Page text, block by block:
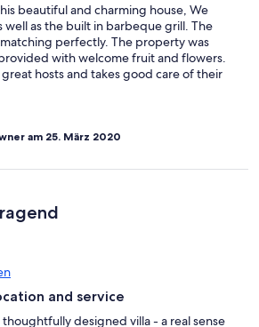
beautiful and charming house, We
well as the built in barbeque grill. The
perfectly. The property was
with welcome fruit and flowers.
hosts and takes good care of their
car from the local bakery came round in
for our daughter and it was no
in and outside the house. But if you like
with souveniers you should not come
area. We had a great vacation
is developing and would recommend
travelling in Greece.
am 25. März 2020
and service
designed villa - a real sense